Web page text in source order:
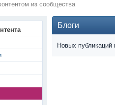
из сообщества
Блоги
Новых публикаций